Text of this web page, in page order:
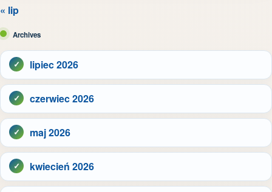
« lip
Archives
lipiec 2026
czerwiec 2026
maj 2026
kwiecień 2026